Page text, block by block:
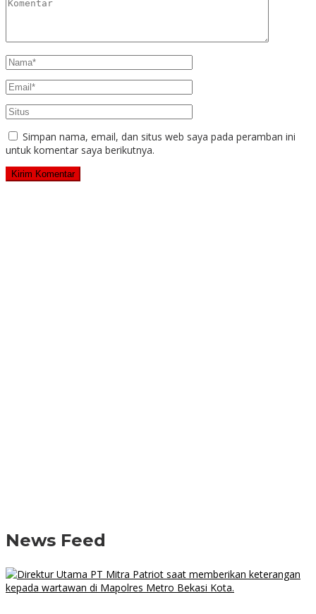
Simpan nama, email, dan situs web saya pada peramban ini
untuk komentar saya berikutnya.
News Feed